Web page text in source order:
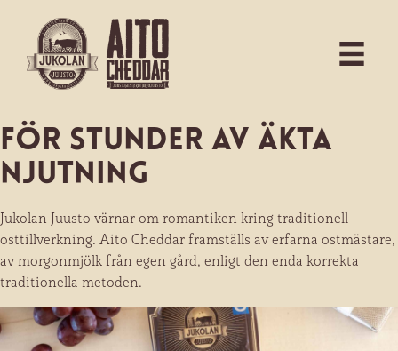
För stunder av äkta
njutning
Jukolan Juusto värnar om romantiken kring traditionell
osttillverkning. Aito Cheddar framställs av erfarna ostmästare,
av morgonmjölk från egen gård, enligt den enda korrekta
traditionella metoden.